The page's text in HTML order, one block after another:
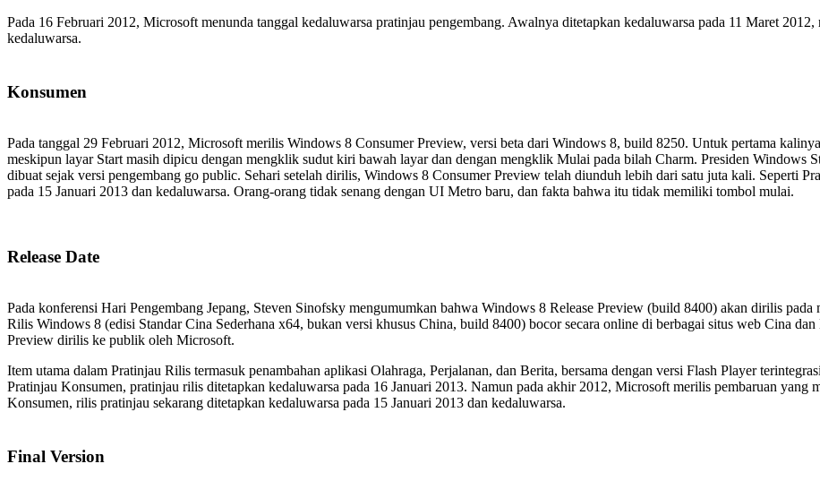
Pada 16 Februari 2012, Microsoft menunda tanggal kedaluwarsa pratinjau pengembang. Awalnya ditetapkan kedaluwarsa pada 11 Maret
kedaluwarsa.
Konsumen
Pada tanggal 29 Februari 2012, Microsoft merilis Windows 8 Consumer Preview, versi beta dari Windows 8, build 8250. Untuk pertama
meskipun layar Start masih dipicu dengan mengklik sudut kiri bawah layar dan dengan mengklik Mulai pada bilah Charm. Presiden Windows
dibuat sejak versi pengembang go public. Sehari setelah dirilis, Windows 8 Consumer Preview telah diunduh lebih dari satu juta kali. Seperti
pada 15 Januari 2013 dan kedaluwarsa. Orang-orang tidak senang dengan UI Metro baru, dan fakta bahwa itu tidak memiliki tombol mulai.
Release Date
Pada konferensi Hari Pengembang Jepang, Steven Sinofsky mengumumkan bahwa Windows 8 Release Preview (build 8400) akan dirilis
Rilis Windows 8 (edisi Standar Cina Sederhana x64, bukan versi khusus China, build 8400) bocor secara online di berbagai situs web Cina
Preview dirilis ke publik oleh Microsoft.
Item utama dalam Pratinjau Rilis termasuk penambahan aplikasi Olahraga, Perjalanan, dan Berita, bersama dengan versi Flash Player
Pratinjau Konsumen, pratinjau rilis ditetapkan kedaluwarsa pada 16 Januari 2013. Namun pada akhir 2012, Microsoft merilis pembaruan yang
Konsumen, rilis pratinjau sekarang ditetapkan kedaluwarsa pada 15 Januari 2013 dan kedaluwarsa.
Final Version